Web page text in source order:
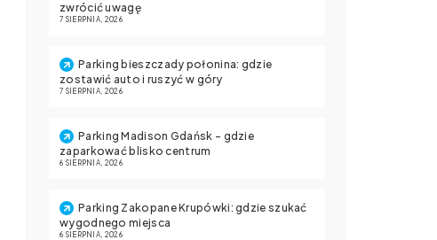
zwrócić uwagę
7 SIERPNIA, 2026
Parking bieszczady połonina: gdzie
zostawić auto i ruszyć w góry
7 SIERPNIA, 2026
Parking Madison Gdańsk – gdzie
zaparkować blisko centrum
6 SIERPNIA, 2026
Parking Zakopane Krupówki: gdzie szukać
wygodnego miejsca
6 SIERPNIA, 2026